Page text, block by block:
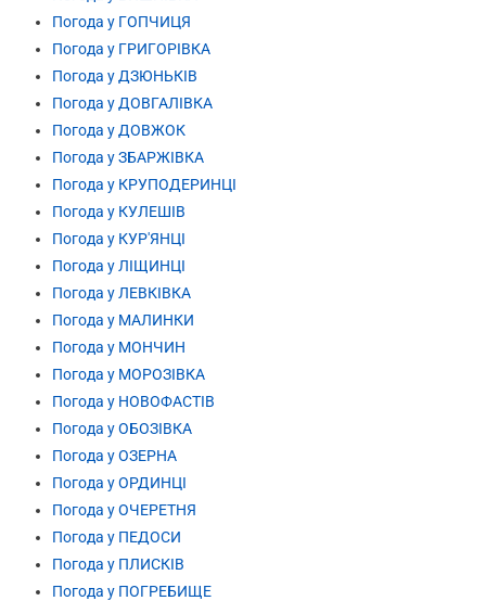
Погода у ГОПЧИЦЯ
Погода у ГРИГОРІВКА
Погода у ДЗЮНЬКІВ
Погода у ДОВГАЛІВКА
Погода у ДОВЖОК
Погода у ЗБАРЖІВКА
Погода у КРУПОДЕРИНЦІ
Погода у КУЛЕШІВ
Погода у КУР'ЯНЦІ
Погода у ЛІЩИНЦІ
Погода у ЛЕВКІВКА
Погода у МАЛИНКИ
Погода у МОНЧИН
Погода у МОРОЗІВКА
Погода у НОВОФАСТІВ
Погода у ОБОЗІВКА
Погода у ОЗЕРНА
Погода у ОРДИНЦІ
Погода у ОЧЕРЕТНЯ
Погода у ПЕДОСИ
Погода у ПЛИСКІВ
Погода у ПОГРЕБИЩЕ